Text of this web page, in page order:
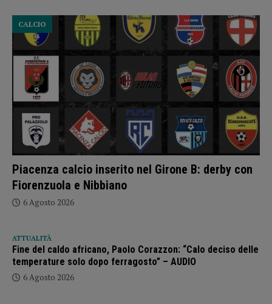
Piacenza calcio inserito nel Girone B: derby con
Fiorenzuola e Nibbiano
CALCIO
6 Agosto 2026
ATTUALITÀ
Fine del caldo africano, Paolo Corazzon: “Calo deciso delle
temperature solo dopo ferragosto” – AUDIO
6 Agosto 2026